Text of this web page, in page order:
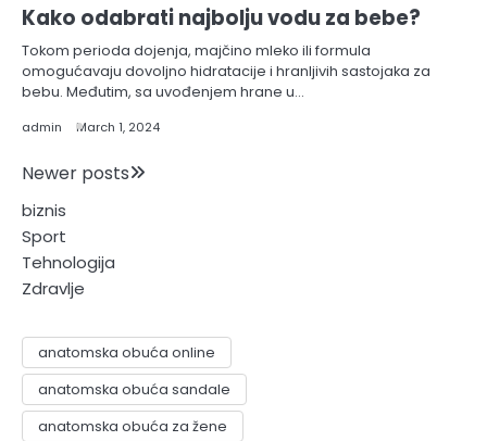
Kako odabrati najbolju vodu za bebe?
Tokom perioda dojenja, majčino mleko ili formula
omogućavaju dovoljno hidratacije i hranljivih sastojaka za
bebu. Međutim, sa uvođenjem hrane u…
admin March 1, 2024
Posts
navigation
Newer posts
biznis
Sport
Tehnologija
Zdravlje
anatomska obuća online
anatomska obuća sandale
anatomska obuća za žene